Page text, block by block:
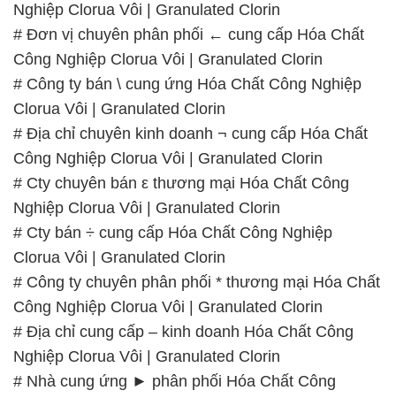
Nghiệp Clorua Vôi | Granulated Clorin
# Đơn vị chuyên phân phối ← cung cấp Hóa Chất
Công Nghiệp Clorua Vôi | Granulated Clorin
# Công ty bán \ cung ứng Hóa Chất Công Nghiệp
Clorua Vôi | Granulated Clorin
# Địa chỉ chuyên kinh doanh ¬ cung cấp Hóa Chất
Công Nghiệp Clorua Vôi | Granulated Clorin
# Cty chuyên bán ε thương mại Hóa Chất Công
Nghiệp Clorua Vôi | Granulated Clorin
# Cty bán ÷ cung cấp Hóa Chất Công Nghiệp
Clorua Vôi | Granulated Clorin
# Công ty chuyên phân phối * thương mại Hóa Chất
Công Nghiệp Clorua Vôi | Granulated Clorin
# Địa chỉ cung cấp – kinh doanh Hóa Chất Công
Nghiệp Clorua Vôi | Granulated Clorin
# Nhà cung ứng ► phân phối Hóa Chất Công